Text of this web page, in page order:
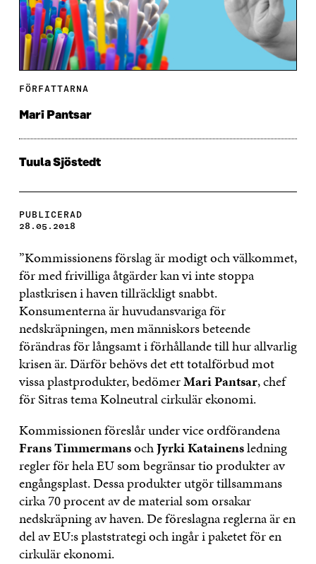
FÖRFATTARNA
Mari Pantsar
Tuula Sjöstedt
PUBLICERAD
28.05.2018
”Kommissionens förslag är modigt och välkommet,
för med frivilliga åtgärder kan vi inte stoppa
plastkrisen i haven tillräckligt snabbt.
Konsumenterna är huvudansvariga för
nedskräpningen, men människors beteende
förändras för långsamt i förhållande till hur allvarlig
krisen är. Därför behövs det ett totalförbud mot
vissa plastprodukter, bedömerMari Pantsar, chef
för Sitras tema Kolneutral cirkulär ekonomi.
Kommissionen föreslår under vice ordförandena
Frans TimmermansochJyrki Katainensledning
regler för hela EU som begränsar tio produkter av
engångsplast. Dessa produkter utgör tillsammans
cirka 70 procent av de material som orsakar
nedskräpning av haven. De föreslagna reglerna är en
del av EU:s plaststrategi och ingår i paketet för en
cirkulär ekonomi.